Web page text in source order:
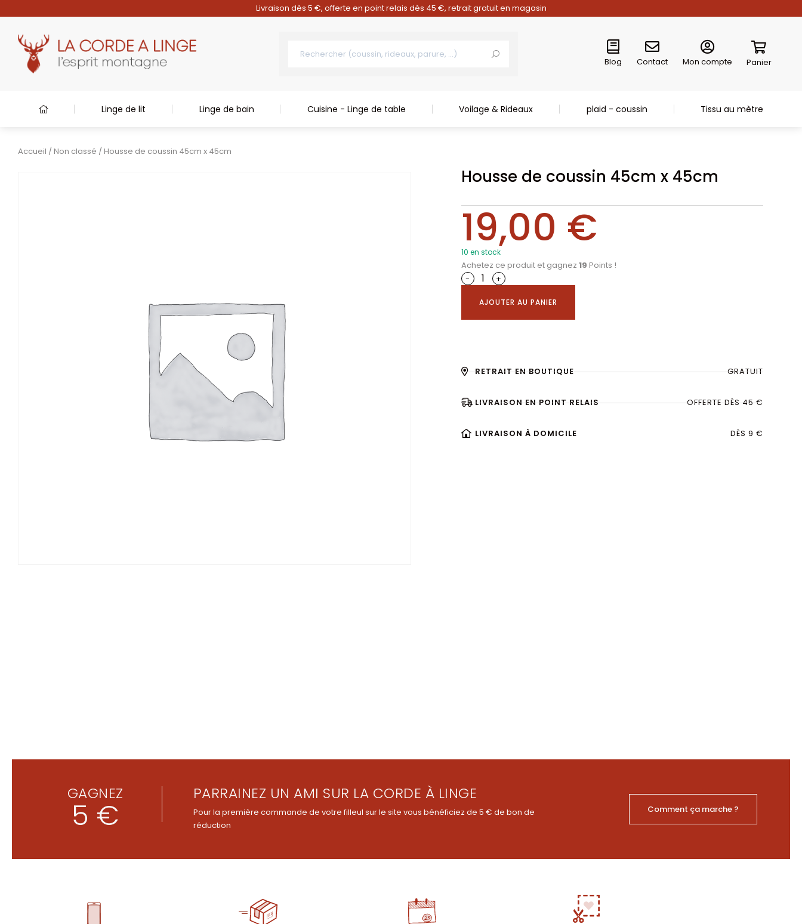
Livraison dès 5 €, offerte en point relais dès 45 €, retrait gratuit en magasin
Blog Contact Mon compte Panier
Linge de lit Linge de bain Cuisine - Linge de table Voilage & Rideaux plaid - coussin Tissu au mètre
Accueil / Non classé / Housse de coussin 45cm x 45cm
Housse de coussin 45cm x 45cm
19,00 €
10 en stock
Achetez ce produit et gagnez 19 Points !
-
+
AJOUTER AU PANIER
RETRAIT EN BOUTIQUE GRATUIT
LIVRAISON EN POINT RELAIS OFFERTE DÈS 45 €
LIVRAISON À DOMICILE DÈS 9 €
GAGNEZ
5 €
PARRAINEZ UN AMI SUR LA CORDE À LINGE
Pour la première commande de votre filleul sur le site vous bénéficiez de 5 € de bon de
réduction
Comment ça marche ?